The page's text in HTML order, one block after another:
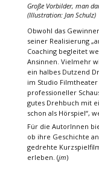
Große Vorbilder, man
(Illustration: Jan Schulz)
Obwohl das
seiner Realisierung
Coaching begleitet
Ansinnen. Vielmehr
ein halbes Dutzend
im Studio
professioneller
gutes Drehbuch mit
schon als Hörspiel“,
Für die AutorInnen
ob ihre Geschichte
gedrehte
erleben. (jm)